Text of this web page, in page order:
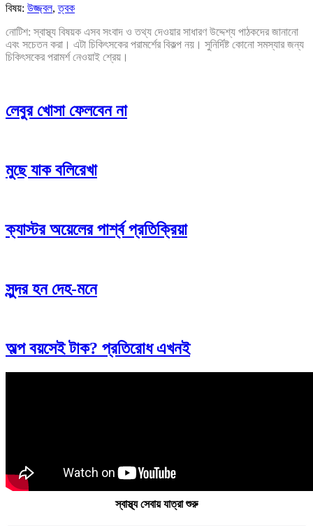
বিষয়: উজ্জ্বল,ত্বক
নোটিশ: স্বাস্থ্য বিষয়ক এসব সংবাদ ও তথ্য দেওয়ার সাধারণ উদ্দেশ্য পাঠকদের জানানো
এবং সচেতন করা। এটা চিকিৎসকের পরামর্শের বিকল্প নয়। সুনির্দিষ্ট কোনো সমস্যার জন্য
চিকিৎসকের পরামর্শ নেওয়াই শ্রেয়।
লেবুর খোসা ফেলবেন না
মুছে যাক বলিরেখা
ক্যাস্টর অয়েলের পার্শ্ব প্রতিক্রিয়া
সুন্দর হন দেহ-মনে
অল্প বয়সেই টাক? প্রতিরোধ এখনই
স্বাস্থ্য সেবায় যাত্রা শুরু